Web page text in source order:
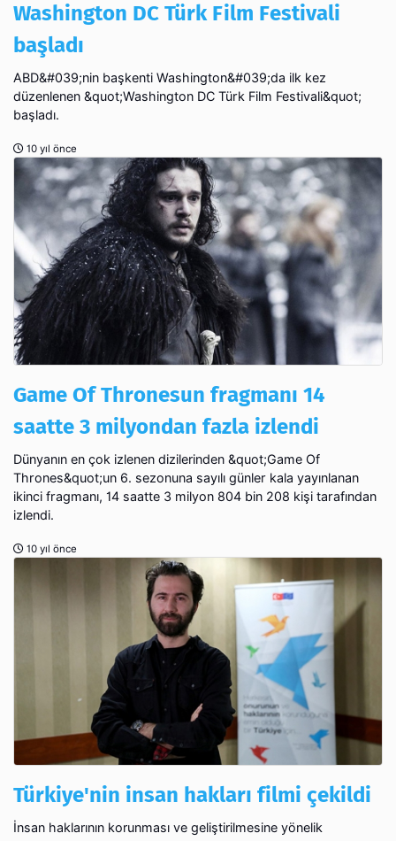
Washington DC Türk Film Festivali
başladı
ABD&#039;nin başkenti Washington&#039;da ilk kez
düzenlenen &quot;Washington DC Türk Film Festivali&quot;
başladı.
10 yıl önce
Game Of Thronesun fragmanı 14
saatte 3 milyondan fazla izlendi
Dünyanın en çok izlenen dizilerinden &quot;Game Of
Thrones&quot;un 6. sezonuna sayılı günler kala yayınlanan
ikinci fragmanı, 14 saatte 3 milyon 804 bin 208 kişi tarafından
izlendi.
10 yıl önce
Türkiye'nin insan hakları filmi çekildi
İnsan haklarının korunması ve geliştirilmesine yönelik